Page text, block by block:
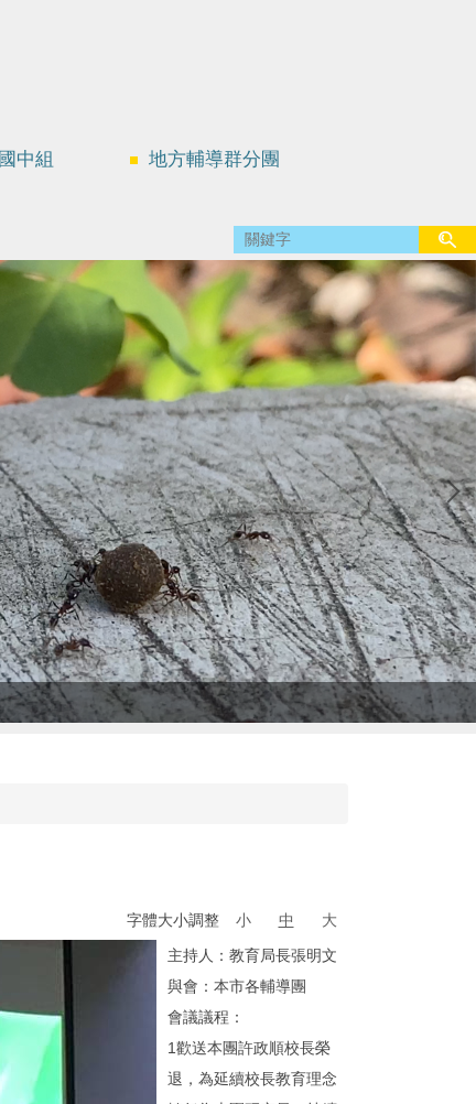
中組 地方輔導群分團
字體大小調整 小 中 大
主持人：教育局長張明文
與會：本市各輔導團
會議議程：
1歡送本團許政順校長榮
退，為延續校長教育理念